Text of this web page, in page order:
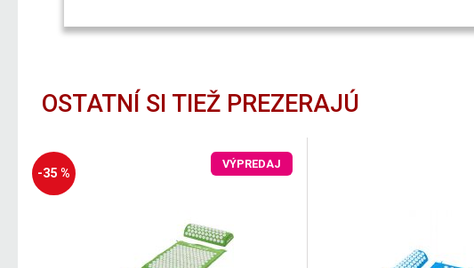
OSTATNÍ SI TIEŽ PREZERAJÚ
-35 %
VÝPREDAJ